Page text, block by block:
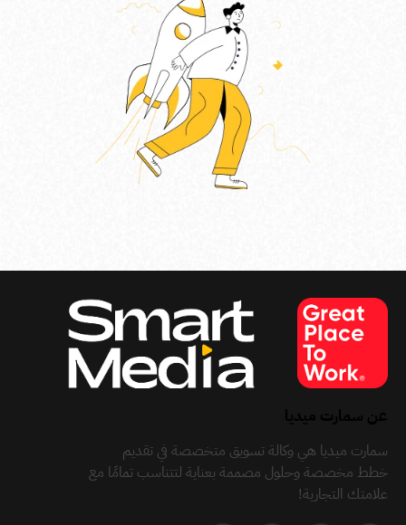
سمارت ميديا هي وكالة تسويق متخصصة في تقديم
خطط مخصصة وحلول مصممة بعناية لتتناسب تمامًا مع
علامتك التجارية!